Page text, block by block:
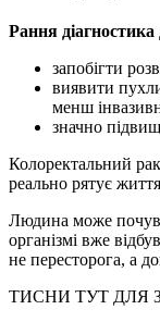
Рання діагностика
запобігти
виявити
менш
значно
Колоректальний
реально рятує
Людина може
організмі вже
не пересторога, а
ТИСНИ ТУТ ДЛЯ